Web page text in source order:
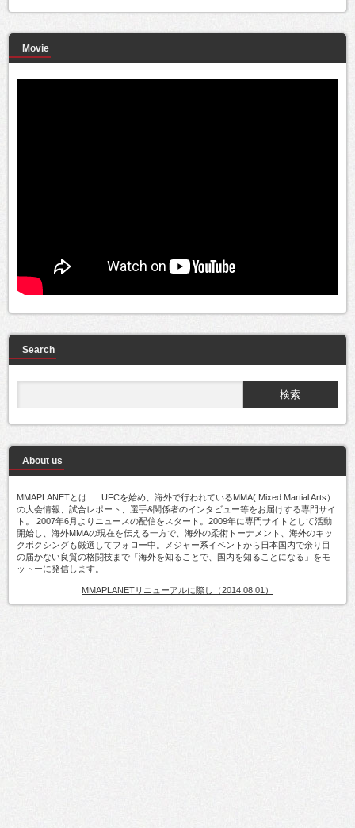
Movie
Search
About us
MMAPLANETとは..... UFCを始め、海外で行われているMMA( Mixed Martial Arts）
の大会情報、試合レポート、選手&関係者のインタビュー等をお届けする専門サイ
ト。 2007年6月よりニュースの配信をスタート。2009年に専門サイトとして活動
開始し、海外MMAの現在を伝える一方で、海外の柔術トーナメント、海外のキッ
クボクシングも厳選してフォロー中。メジャー系イベントから日本国内で余り目
の届かない良質の格闘技まで「海外を知ることで、国内を知ることになる」をモ
ットーに発信します。
MMAPLANETリニューアルに際し（2014.08.01）